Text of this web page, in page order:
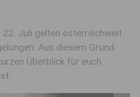
22. Juli gelten österreichweit
Aus diesem Grund
Überblick für euch